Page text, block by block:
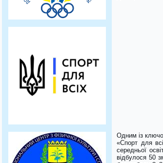
Одним із
«Спорт для
середньої
відбулося 50